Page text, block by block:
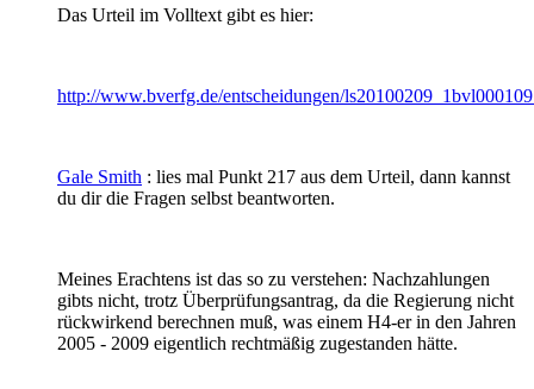
Das Urteil im Volltext gibt es hier:
http://www.bverfg.de/entscheidungen/
Gale Smith : lies mal Punkt 217 aus dem Urteil, dann kannst
du dir die Fragen selbst beantworten.
Meines Erachtens ist das so zu verstehen: Nachzahlungen
gibts nicht, trotz Überprüfungsantrag, da die Regierung nicht
rückwirkend berechnen muß, was einem H4-er in den Jahren
2005 - 2009 eigentlich rechtmäßig zugestanden hätte.